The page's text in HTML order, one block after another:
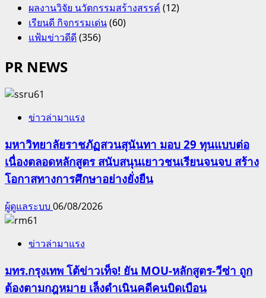
ผลงานวิจัย นวัตกรรมสร้างสรรค์(12)
เรียนดี กิจกรรมเด่น(60)
แฟ้มข่าวดีดี(356)
PR NEWS
ข่าวล่ามาแรง
มหาวิทยาลัยราชภัฏสวนสุนันทา มอบ 29 ทุนแบบต่อ
เนื่องตลอดหลักสูตร สนับสนุนเยาวชนเรียนจนจบ สร้าง
โอกาสทางการศึกษาอย่างยั่งยืน
ผู้ดูแลระบบ 06/08/2026
ข่าวล่ามาแรง
มทร.กรุงเทพ โต้ข่าวเท็จ! ยัน MOU-หลักสูตร-วีซ่า ถูก
ต้องตามกฎหมาย เล็งดำเนินคดีคนบิดเบือน